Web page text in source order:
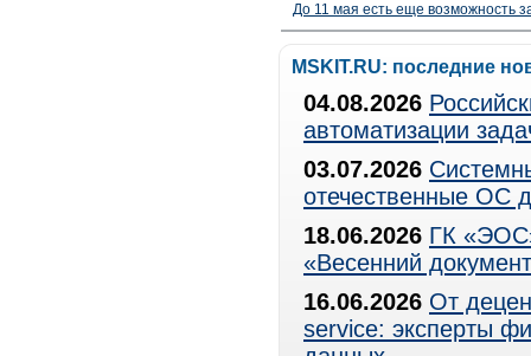
До 11 мая есть еще возможность
MSKIT.RU: последние
04.08.2026
автоматизации
03.07.2026
отечественные ОС
18.06.2026 ГК
«Весенний
16.06.2026 От
service: эксперты